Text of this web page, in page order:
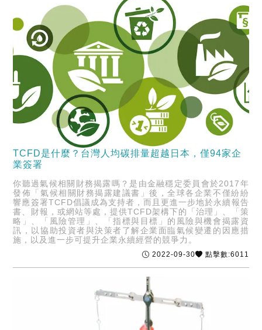
TCFD是什麼？台灣人均碳排量超越日本，僅94家企
業簽署
你聽過氣候相關財務揭露嗎？是由金融穩定委員會於2017年
發佈「氣候相關財務揭露建議書」後，全球各企業不僅紛紛
響應簽署TCFD倡議成為支持者，而且更進一步地於永續報告
書、財報，或網站等處，提供TCFD架構下的「治理」、「策
略」、「風險管理」、「指標與目標」的風險與機會揭露資
訊，以協助投資者與決策者了解企業面臨氣候變遷的因應措
施，以及進一步可提升企業永續經營的競爭力。
2022-09-30 點擊數:6011